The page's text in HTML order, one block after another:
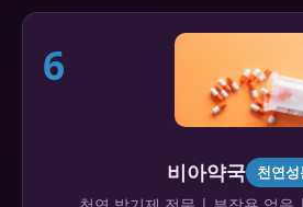
6
비아약국 천연